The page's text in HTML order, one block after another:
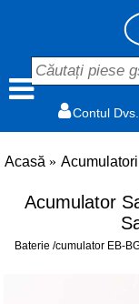
Contul Dvs.
Acasă
Acumulator
Baterie /cumulator EB-